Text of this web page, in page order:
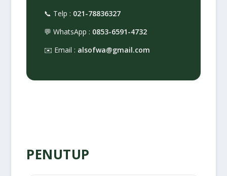
📞 Telp : 021-78836327
💬 WhatsApp : 0853-6591-4732
✉️ Email : alsofwa@gmail.com
PENUTUP